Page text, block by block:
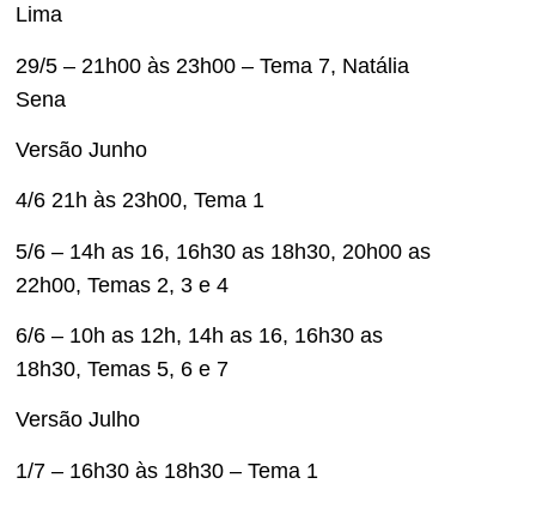
Lima
29/5 – 21h00 às 23h00 – Tema 7, Natália
Sena
Versão Junho
4/6 21h às 23h00, Tema 1
5/6 – 14h as 16, 16h30 as 18h30, 20h00 as
22h00, Temas 2, 3 e 4
6/6 – 10h as 12h, 14h as 16, 16h30 as
18h30, Temas 5, 6 e 7
Versão Julho
1/7 – 16h30 às 18h30 – Tema 1